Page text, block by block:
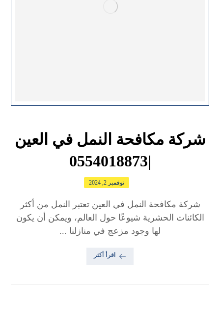
شركة مكافحة النمل في العين
|0554018873
نوفمبر 2, 2024
شركة مكافحة النمل في العين تعتبر النمل من أكثر
الكائنات الحشرية شيوعًا حول العالم، ويمكن أن يكون
لها وجود مزعج في منازلنا ...
اقرأ أكثر